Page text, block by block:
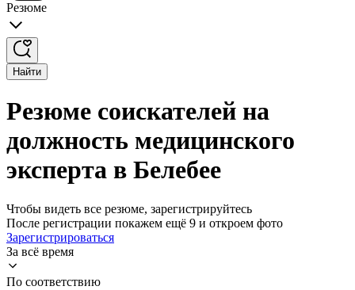
Резюме
Найти
Резюме соискателей на
должность медицинского
эксперта в Белебее
Чтобы видеть все резюме, зарегистрируйтесь
После регистрации покажем ещё 9 и откроем фото
Зарегистрироваться
За всё время
По соответствию